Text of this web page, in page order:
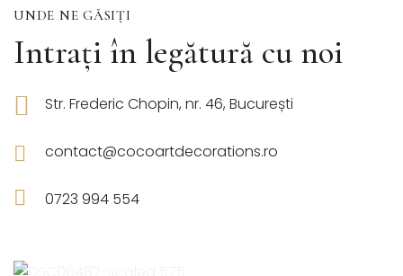
UNDE NE GĂSIȚI
Intrați în legătură cu noi
Str. Frederic Chopin, nr. 46, București
contact@cocoartdecorations.ro
0723 994 554